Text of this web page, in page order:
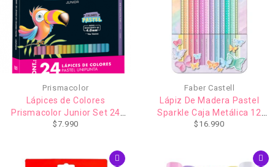
Prismacolor
Lápices de Colores
Prismacolor Junior Set 24
Colores Pasteles
$7.990
Faber Castell
Lápiz De Madera Pastel
Sparkle Caja Metálica 12
Colores Vivos Faber Castell
$ 16.990